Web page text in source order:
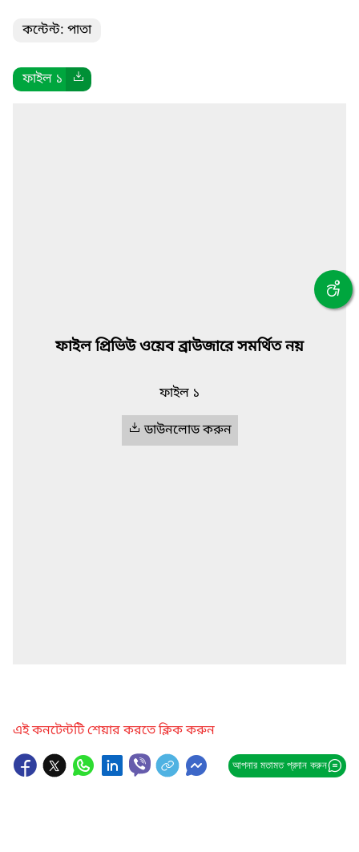
কন্টেন্ট: পাতা
ফাইল ১
ফাইল প্রিভিউ ওয়েব ব্রাউজারে সমর্থিত নয়
ফাইল ১
ডাউনলোড করুন
এই কনটেন্টটি শেয়ার করতে ক্লিক করুন
আপনার মতামত প্রদান করুন